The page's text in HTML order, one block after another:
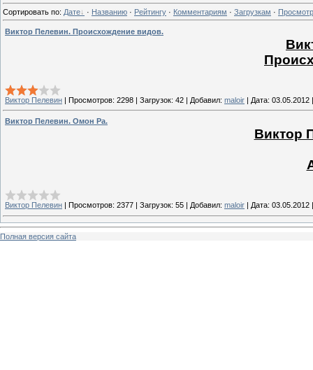
Сортировать по: Дате · Названию · Рейтингу · Комментариям · Загрузкам ·
Виктор Пелевин. Происхождение видов.
Виктор Пелевин | Просмотров: 2298 | Загрузок: 42 | Добавил: maloir | Дата: 03.05.2012
Виктор Пелевин. Омон Ра.
Виктор
Виктор Пелевин Просмотров: 2377 Загрузок: 55 Добавил: maloir Дата: 03.05.2012
Полная версия сайта